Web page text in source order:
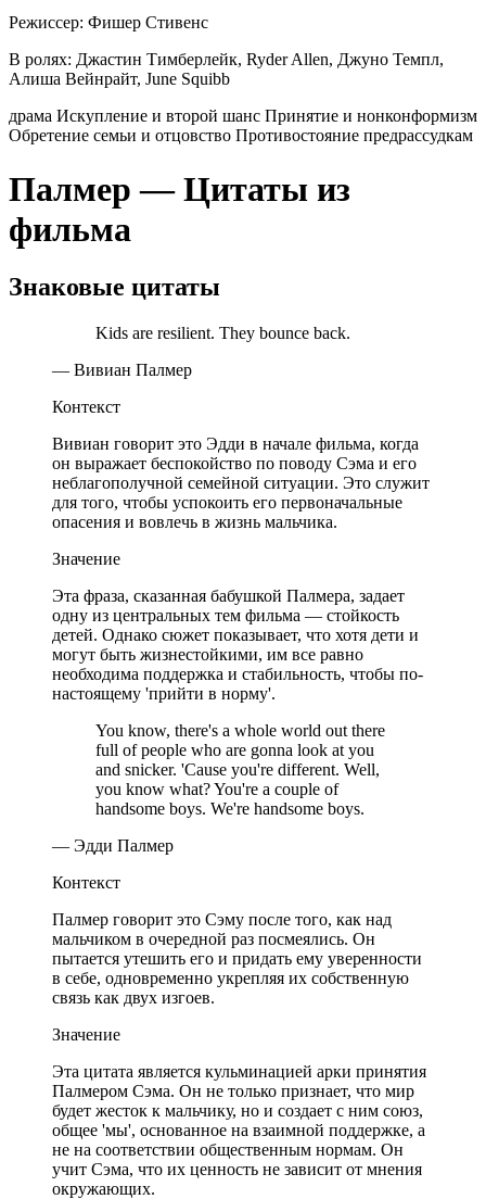
Режиссер: Фишер Стивенс
В ролях: Джастин Тимберлейк, Ryder Allen, Джуно Темпл,
Алиша Вейнрайт, June Squibb
драма Искупление и второй шанс Принятие и нонконформизм
Обретение семьи и отцовство Противостояние предрассудкам
Палмер — Цитаты из
фильма
Знаковые цитаты
Kids are resilient. They bounce back.
— Вивиан Палмер
Контекст
Вивиан говорит это Эдди в начале фильма, когда
он выражает беспокойство по поводу Сэма и его
неблагополучной семейной ситуации. Это служит
для того, чтобы успокоить его первоначальные
опасения и вовлечь в жизнь мальчика.
Значение
Эта фраза, сказанная бабушкой Палмера, задает
одну из центральных тем фильма — стойкость
детей. Однако сюжет показывает, что хотя дети и
могут быть жизнестойкими, им все равно
необходима поддержка и стабильность, чтобы по-
настоящему 'прийти в норму'.
You know, there's a whole world out there
full of people who are gonna look at you
and snicker. 'Cause you're different. Well,
you know what? You're a couple of
handsome boys. We're handsome boys.
— Эдди Палмер
Контекст
Палмер говорит это Сэму после того, как над
мальчиком в очередной раз посмеялись. Он
пытается утешить его и придать ему уверенности
в себе, одновременно укрепляя их собственную
связь как двух изгоев.
Значение
Эта цитата является кульминацией арки принятия
Палмером Сэма. Он не только признает, что мир
будет жесток к мальчику, но и создает с ним союз,
общее 'мы', основанное на взаимной поддержке, а
не на соответствии общественным нормам. Он
учит Сэма, что их ценность не зависит от мнения
окружающих.